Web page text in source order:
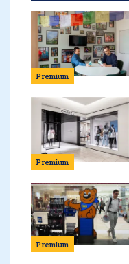
Premium
Premium
Premium